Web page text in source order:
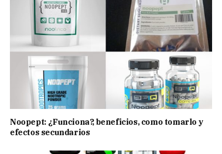
Noopept: ¿Funciona?, beneficios, como tomarlo y
efectos secundarios